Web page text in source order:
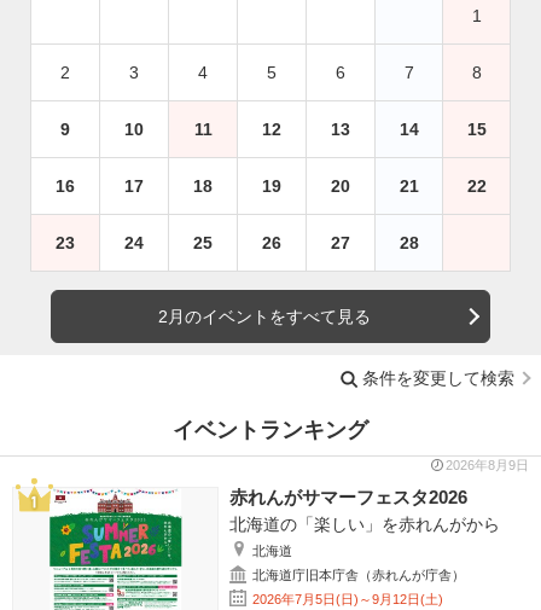
1
2 3 4 5 6 7 8
9 10 11 12 13 14 15
16 17 18 19 20 21 22
23 24 25 26 27 28
2月のイベントをすべて見る
条件を変更して検索
イベントランキング
2026年8月9日
赤れんがサマーフェスタ2026
北海道の「楽しい」を赤れんがから
北海道
北海道庁旧本庁舎（赤れんが庁舎）
2026年7月5日(日)～9月12日(土)